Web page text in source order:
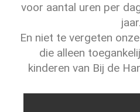
voor aantal uren per
jaar.
En niet te vergeten
die alleen
kinderen van Bij de